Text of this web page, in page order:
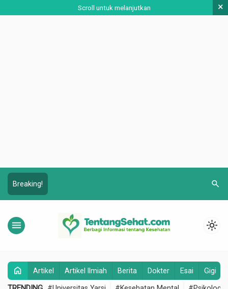
Scroll untuk melanjutkan ×
Breaking! search
menu light_mode
home Artikel Artikel Ilmiah Berita Dokter Esai Gigi